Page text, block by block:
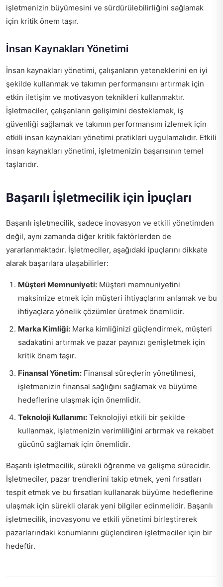
işletmenizin büyümesini ve sürdürülebilirliğini sağlamak
için kritik önem taşır.
İnsan Kaynakları Yönetimi
İnsan kaynakları yönetimi, çalışanların yeteneklerini en iyi
şekilde kullanmak ve takımın performansını artırmak için
etkin iletişim ve motivasyon teknikleri kullanmaktır.
İşletmeciler, çalışanların gelişimini desteklemek, iş
güvenliği sağlamak ve takımın performansını izlemek için
etkili insan kaynakları yönetimi pratikleri uygulamalıdır. Etkili
insan kaynakları yönetimi, işletmenizin başarısının temel
taşlarıdır.
Başarılı İşletmecilik için İpuçları
Başarılı işletmecilik, sadece inovasyon ve etkili yönetimden
değil, aynı zamanda diğer kritik faktörlerden de
yararlanmaktadır. İşletmeciler, aşağıdaki ipuçlarını dikkate
alarak başarılara ulaşabilirler:
Müşteri Memnuniyeti: Müşteri memnuniyetini
maksimize etmek için müşteri ihtiyaçlarını anlamak ve bu
ihtiyaçlara yönelik çözümler üretmek önemlidir.
Marka Kimliği: Marka kimliğinizi güçlendirmek, müşteri
sadakatini artırmak ve pazar payınızı genişletmek için
kritik önem taşır.
Finansal Yönetim: Finansal süreçlerin yönetilmesi,
işletmenizin finansal sağlığını sağlamak ve büyüme
hedeflerine ulaşmak için önemlidir.
Teknoloji Kullanımı: Teknolojiyi etkili bir şekilde
kullanmak, işletmenizin verimliliğini artırmak ve rekabet
gücünü sağlamak için önemlidir.
Başarılı işletmecilik, sürekli öğrenme ve gelişme sürecidir.
İşletmeciler, pazar trendlerini takip etmek, yeni fırsatları
tespit etmek ve bu fırsatları kullanarak büyüme hedeflerine
ulaşmak için sürekli olarak yeni bilgiler edinmelidir. Başarılı
işletmecilik, inovasyonu ve etkili yönetimi birleştirerek
pazarlarındaki konumlarını güçlendiren işletmeciler için bir
hedeftir.